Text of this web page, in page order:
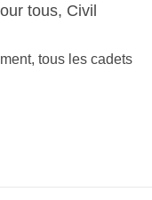
tous, Civil
tous les cadets